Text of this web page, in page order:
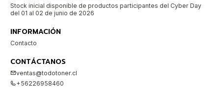
Stock inicial disponible de productos participantes del Cyber Day
del 01 al 02 de junio de 2026
INFORMACIÓN
Contacto
CONTÁCTANOS
ventas@todotoner.cl
+56226958460